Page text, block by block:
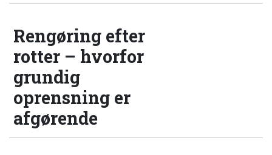
Rengøring efter
rotter – hvorfor
grundig
oprensning er
afgørende